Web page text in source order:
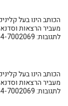
הכותב הינו בעל
מעביר הרצאות
לתגובות: 054-7002069 /
הכותב הינו בעל
מעביר הרצאות
לתגובות: 054-7002069 /